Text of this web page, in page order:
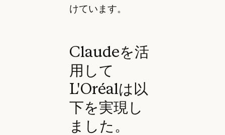
けています。
Claudeを活
用して
L'Oréalは以
下を実現し
ました。